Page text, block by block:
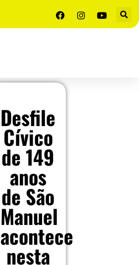
Desfile
Cívico
de 149
anos
de São
Manuel
acontece
nesta